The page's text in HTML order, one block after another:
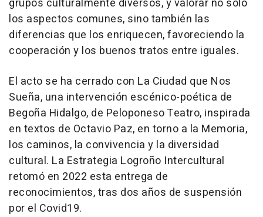
grupos culturalmente diversos, y valorar no solo
los aspectos comunes, sino también las
diferencias que los enriquecen, favoreciendo la
cooperación y los buenos tratos entre iguales.
El acto se ha cerrado con La Ciudad que Nos
Sueña, una intervención escénico-poética de
Begoña Hidalgo, de Peloponeso Teatro, inspirada
en textos de Octavio Paz, en torno a la Memoria,
los caminos, la convivencia y la diversidad
cultural. La Estrategia Logroño Intercultural
retomó en 2022 esta entrega de
reconocimientos, tras dos años de suspensión
por el Covid19.